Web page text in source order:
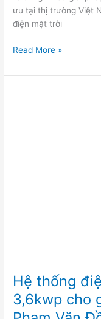
ưu tại thị trường Việt
điện mặt trời
Read More »
Hệ thống
3,6kwp cho
Phạm
Văn
Đồng,